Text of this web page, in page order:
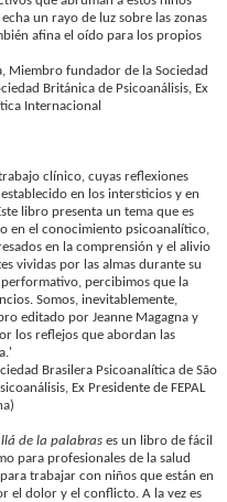
un rayo de luz sobre las zonas
afina el oído para los propios
Miembro fundador de la Sociedad
Británica de Psicoanálisis, Ex
Internacional
clínico, cuyas reflexiones
en los intersticios y en
libro presenta un tema que es
en el conocimiento psicoanalítico,
en la comprensión y el alivio
vividas por las almas durante su
percibimos que la
Somos, inevitablemente,
editado por Jeanne Magagna y
los reflejos que abordan las
Brasilera Psicoanalítica de São
Ex Presidente de FEPAL
de la palabras es un libro de fácil
para profesionales de la salud
trabajar con niños que están en
el dolor y el conflicto. A la vez es